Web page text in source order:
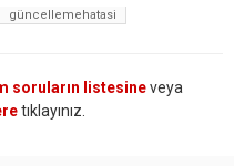
güncellemehatasi
soruların listesineveya
tıklayınız.